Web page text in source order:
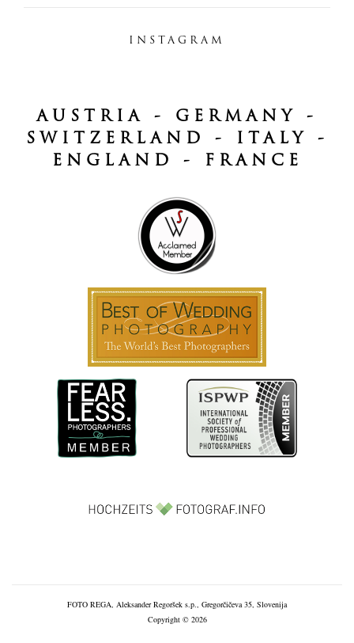
INSTAGRAM
AUSTRIA - GERMANY -
SWITZERLAND - ITALY -
ENGLAND - FRANCE
FOTO REGA, Aleksander Regoršek s.p., Gregorčičeva 35, Slovenija
Copyright © 2026